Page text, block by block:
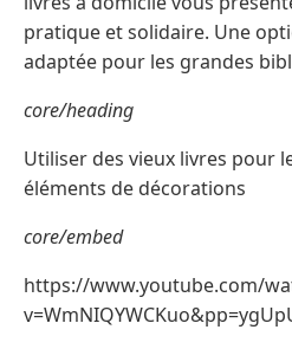
pratique et solidaire. Une
adaptée pour les grandes
core/heading
Utiliser des vieux livres pour
éléments de décorations
core/embed
https://www.youtube.com/